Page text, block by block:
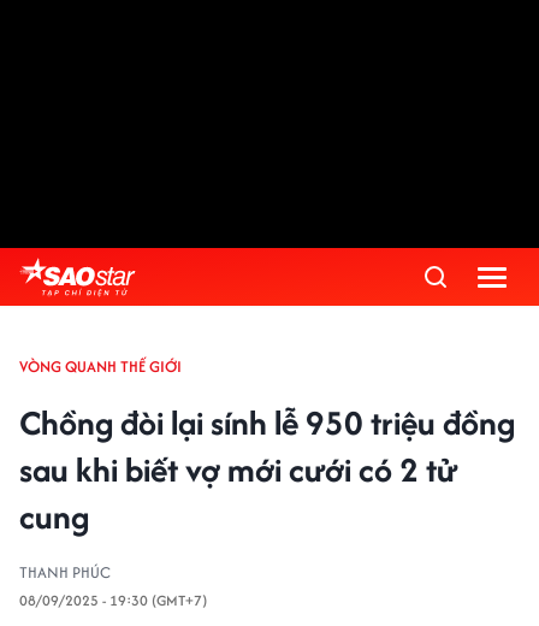
VÒNG QUANH THẾ GIỚI
Chồng đòi lại sính lễ 950 triệu đồng
sau khi biết vợ mới cưới có 2 tử
cung
THANH PHÚC
08/09/2025 - 19:30 (GMT+7)